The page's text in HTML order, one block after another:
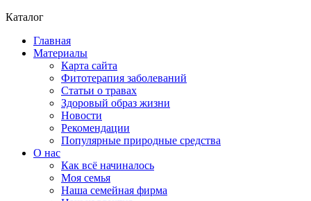
Каталог
Главная
Материалы
Карта сайта
Фитотерапия заболеваний
Статьи о травах
Здоровый образ жизни
Новости
Рекомендации
Популярные природные средства
О нас
Как всё начиналось
Моя семья
Наша семейная фирма